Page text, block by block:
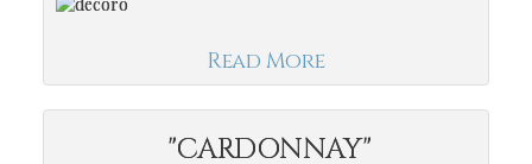
Read More
"CARDONNAY"